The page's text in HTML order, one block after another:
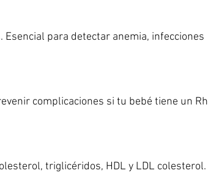
para detectar anemia, infecciones
complicaciones si tu bebé tiene un Rh
triglicéridos, HDL y LDL colesterol.